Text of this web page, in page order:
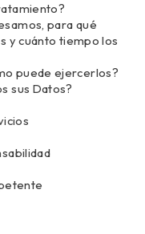
para qué
y cuánto tiempo los
puede ejercerlos?
sus Datos?